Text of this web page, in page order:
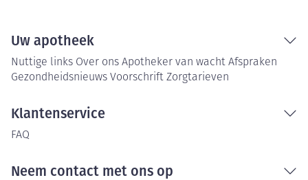
Uw apotheek
Nuttige links Over ons Apotheker van wacht Afspraken
Gezondheidsnieuws Voorschrift Zorgtarieven
Klantenservice
FAQ
Neem contact met ons op